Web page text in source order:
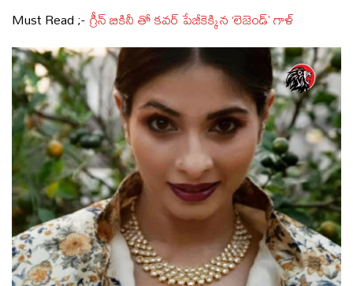
Must Read ;-గ్రీన్ బికినీ తో కవర్ పేజీకెక్కిన ‘లెజెండ్’ గాళ్